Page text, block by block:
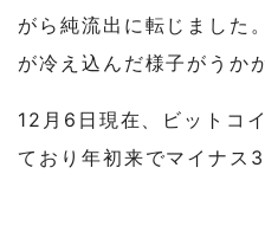
がら純流出に転じました
が冷え込んだ様子がうか
12月6日現在、ビットコ
ており年初来でマイナス